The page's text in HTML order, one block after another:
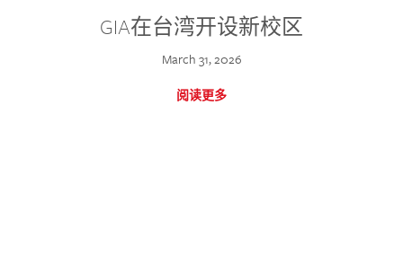
GIA在台湾开设新校区
March 31, 2026
阅读更多